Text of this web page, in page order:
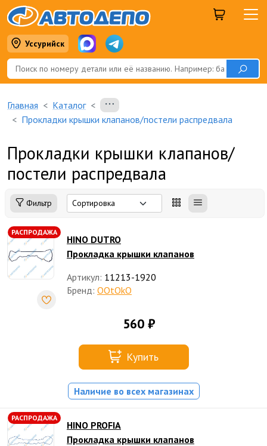
Уссурийск
Главная
Каталог
Прокладки крышки клапанов/постели распредвала
Прокладки крышки клапанов/
постели распредвала
Фильтр
РАСПРОДАЖА
HINO DUTRO
Прокладка крышки клапанов
Артикул: 11213-1920
Бренд: OOtOkO
560 ₽
Купить
Наличие во всех магазинах
РАСПРОДАЖА
HINO PROFIA
Прокладка крышки клапанов